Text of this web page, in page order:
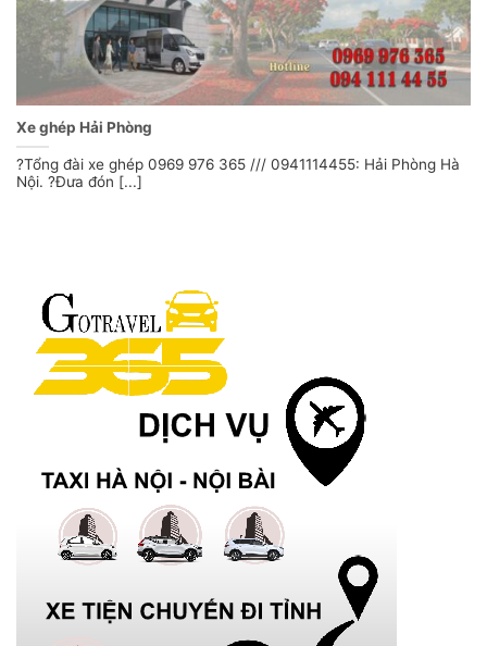
Xe ghép Hải Phòng
?Tổng đài xe ghép 0969 976 365 /// 0941114455: Hải Phòng Hà
Nội. ?Đưa đón [...]